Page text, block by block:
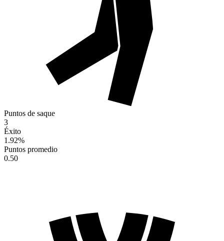
Puntos de saque
3
Éxito
1.92%
Puntos promedio
0.50